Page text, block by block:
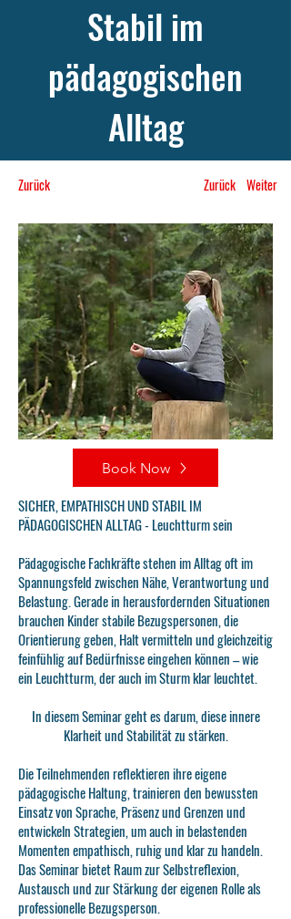
Stabil im
pädagogischen
Alltag
Zurück Zurück Weiter
Book Now
SICHER, EMPATHISCH UND STABIL IM
PÄDAGOGISCHEN ALLTAG - Leuchtturm sein
Pädagogische Fachkräfte stehen im Alltag oft im
Spannungsfeld zwischen Nähe, Verantwortung und
Belastung. Gerade in herausfordernden Situationen
brauchen Kinder stabile Bezugspersonen, die
Orientierung geben, Halt vermitteln und gleichzeitig
feinfühlig auf Bedürfnisse eingehen können – wie
ein Leuchtturm, der auch im Sturm klar leuchtet.
In diesem Seminar geht es darum, diese innere
Klarheit und Stabilität zu stärken.
Die Teilnehmenden reflektieren ihre eigene
pädagogische Haltung, trainieren den bewussten
Einsatz von Sprache, Präsenz und Grenzen und
entwickeln Strategien, um auch in belastenden
Momenten empathisch, ruhig und klar zu handeln.
Das Seminar bietet Raum zur Selbstreflexion,
Austausch und zur Stärkung der eigenen Rolle als
professionelle Bezugsperson.